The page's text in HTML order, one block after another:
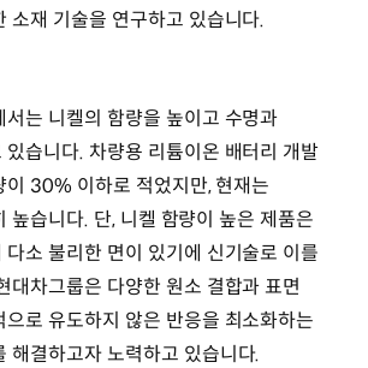
소재 기술을 연구하고 있습니다.
는 니켈의 함량을 높이고 수명과
습니다. 차량용 리튬이온 배터리 개발
이 30% 이하로 적었지만, 현재는
습니다. 단, 니켈 함량이 높은 제품은
소 불리한 면이 있기에 신기술로 이를
대차그룹은 다양한 원소 결합과 표면
로 유도하지 않은 반응을 최소화하는
해결하고자 노력하고 있습니다.